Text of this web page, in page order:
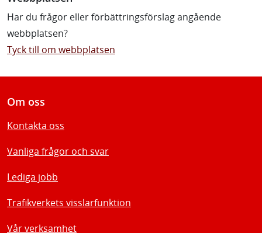
Har du frågor eller förbättringsförslag angående
webbplatsen?
Tyck till om webbplatsen
Om oss
Kontakta oss
Vanliga frågor och svar
Lediga jobb
Trafikverkets visslarfunktion
Vår verksamhet